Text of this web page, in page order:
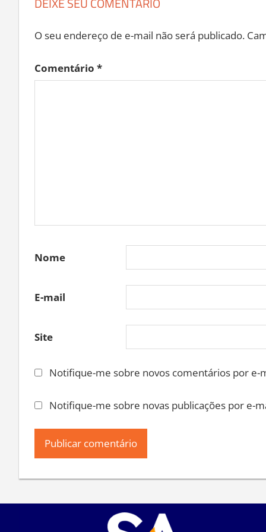
DEIXE SEU COMENTÁRIO
O seu endereço de e-mail não será publicado.
Comentário
Nome
E-mail
Site
Notifique-me sobre novos comentários por e-
Notifique-me sobre novas publicações por e-